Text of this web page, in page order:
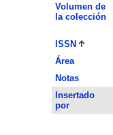
Volumen de
la colección
ISSN
Área
Notas
Insertado
por